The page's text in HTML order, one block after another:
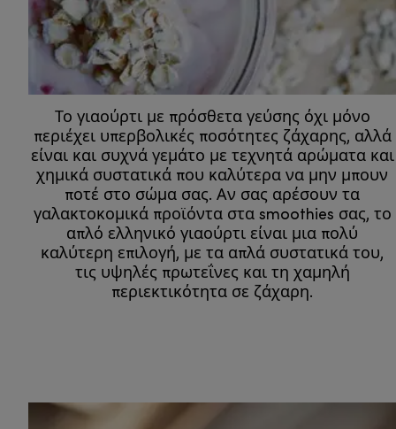
Το γιαούρτι με πρόσθετα γεύσης όχι μόνο
περιέχει υπερβολικές ποσότητες ζάχαρης, αλλά
είναι και συχνά γεμάτο με τεχνητά αρώματα και
χημικά συστατικά που καλύτερα να μην μπουν
ποτέ στο σώμα σας. Αν σας αρέσουν τα
γαλακτοκομικά προϊόντα στα smoothies σας, το
απλό ελληνικό γιαούρτι είναι μια πολύ
καλύτερη επιλογή, με τα απλά συστατικά του,
τις υψηλές πρωτεΐνες και τη χαμηλή
περιεκτικότητα σε ζάχαρη.